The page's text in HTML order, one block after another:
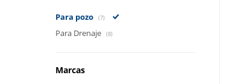
Para pozo (7)
Para Drenaje (8)
Marcas